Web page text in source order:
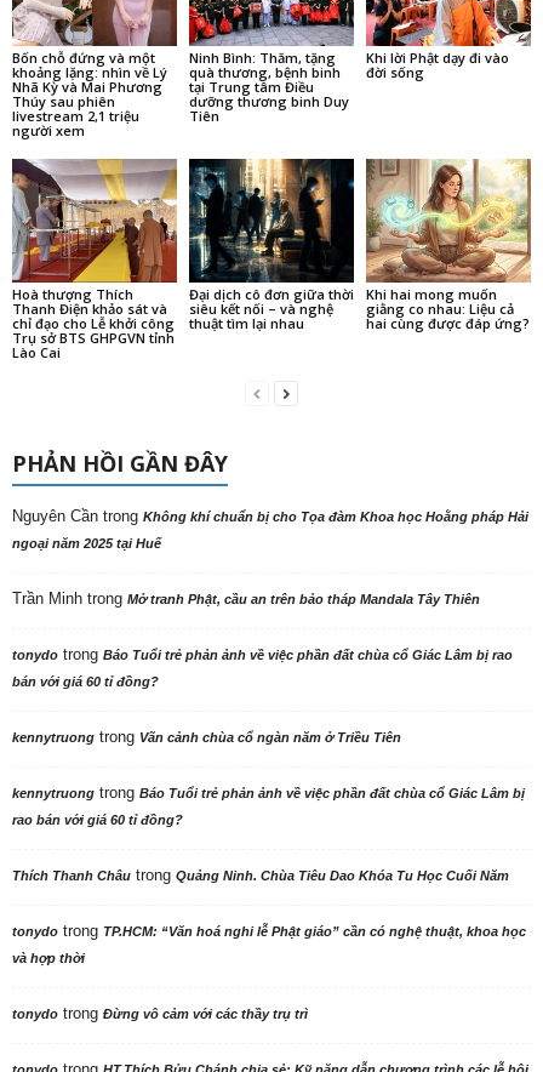
Bốn chỗ đứng và một
khoảng lặng: nhìn về Lý
Nhã Kỳ và Mai Phương
Thúy sau phiên
livestream 2,1 triệu
người xem
Ninh Bình: Thăm, tặng
quà thương, bệnh binh
tại Trung tâm Điều
dưỡng thương binh Duy
Tiên
Khi lời Phật dạy đi vào
đời sống
Hoà thượng Thích
Thanh Điện khảo sát và
chỉ đạo cho Lễ khởi công
Trụ sở BTS GHPGVN tỉnh
Lào Cai
Đại dịch cô đơn giữa thời
siêu kết nối – và nghệ
thuật tìm lại nhau
Khi hai mong muốn
giằng co nhau: Liệu cả
hai cùng được đáp ứng?
PHẢN HỒI GẦN ĐÂY
Nguyên Cần trong Không khí chuẩn bị cho Tọa đàm Khoa học Hoằng pháp Hải
ngoại năm 2025 tại Huế
Trần Minh trong Mở tranh Phật, cầu an trên bảo tháp Mandala Tây Thiên
tonydo trong Báo Tuổi trẻ phản ảnh về việc phần đất chùa cổ Giác Lâm bị rao
bán với giá 60 tỉ đồng?
kennytruong trong Vãn cảnh chùa cổ ngàn năm ở Triều Tiên
kennytruong trong Báo Tuổi trẻ phản ảnh về việc phần đất chùa cổ Giác Lâm bị
rao bán với giá 60 tỉ đồng?
Thích Thanh Châu trong Quảng Ninh. Chùa Tiêu Dao Khóa Tu Học Cuối Năm
tonydo trong TP.HCM: “Văn hoá nghi lễ Phật giáo” cần có nghệ thuật, khoa học
và hợp thời
tonydo trong Đừng vô cảm với các thầy trụ trì
tonydo HT.Thích Bửu Chánh chia sẻ: Kỹ năng dẫn chương trình các lễ hội